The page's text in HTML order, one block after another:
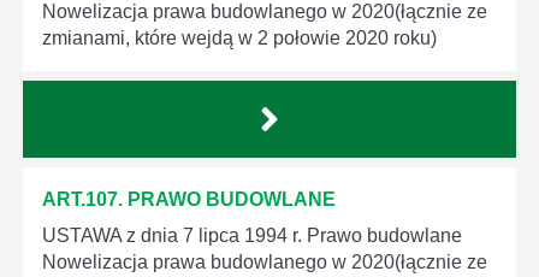
Nowelizacja prawa budowlanego w 2020(łącznie ze
zmianami, które wejdą w 2 połowie 2020 roku)
ART.107. PRAWO BUDOWLANE
USTAWA z dnia 7 lipca 1994 r. Prawo budowlane
Nowelizacja prawa budowlanego w 2020(łącznie ze